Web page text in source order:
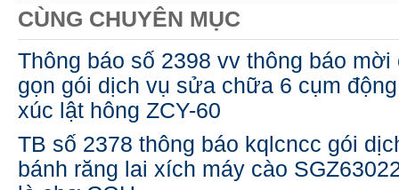
CÙNG CHUYÊN MỤC
Thông báo số 2398 vv thông báo
gọn gói dịch vụ sửa chữa 6 cụm
xúc lật hông ZCY-60
TB số 2378 thông báo kqlcncc gói
bánh răng lai xích máy cào